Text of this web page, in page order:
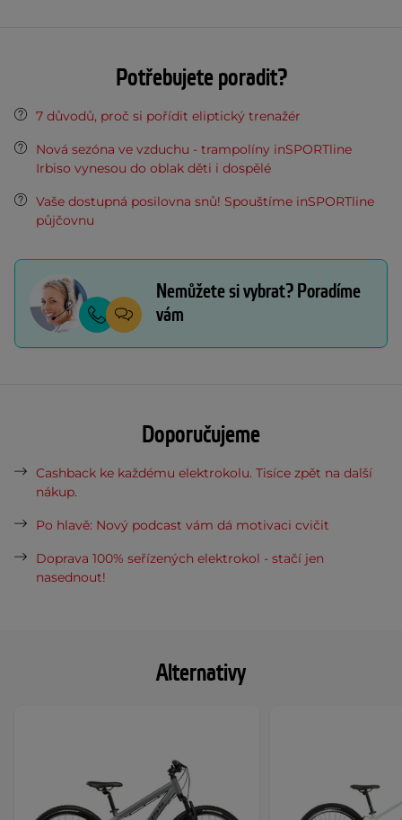
Alternativy
Potřebujete poradit?
7 důvodů, proč si pořídit eliptický trenažér
Nová sezóna ve vzduchu - trampolíny inSPORTline
Irbiso vynesou do oblak děti i dospělé
Vaše dostupná posilovna snů! Spouštíme inSPORTline
půjčovnu
Nemůžete si vybrat? Poradíme
vám
Doporučujeme
Cashback ke každému elektrokolu. Tisíce zpět na další
nákup.
Po hlavě: Nový podcast vám dá motivaci cvičit
Doprava 100% seřízených elektrokol - stačí jen
nasednout!